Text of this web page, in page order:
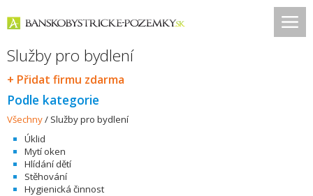
Služby pro bydlení
+ Přidat firmu zdarma
Podle kategorie
Všechny/ Služby pro bydlení
Úklid
Mytí oken
Hlídání dětí
Stěhování
Hygienická činnost